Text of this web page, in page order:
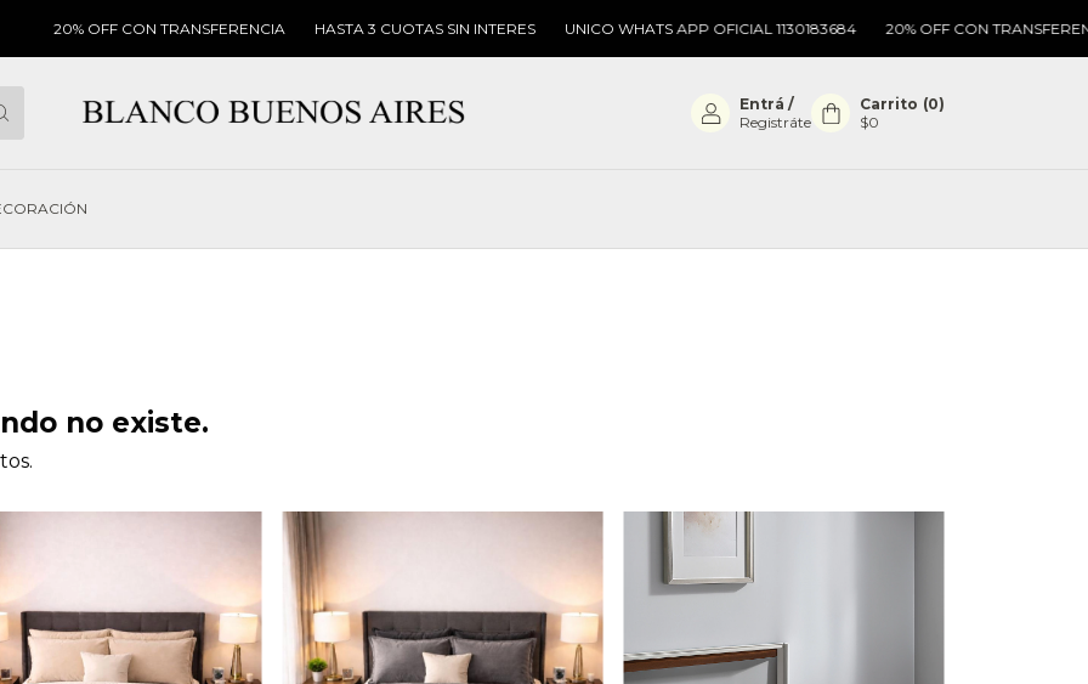
OFF CON TRANSFERENCIA HASTA 3 CUOTAS SIN INTERES UNICO WHATS APP OFICIAL 1130183684 20% OFF CON TRANSFERENCIA
Entrá /
Registráte
Carrito (0)
$0
no existe.